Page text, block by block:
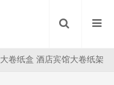
大卷纸盒 酒店宾馆大卷纸架